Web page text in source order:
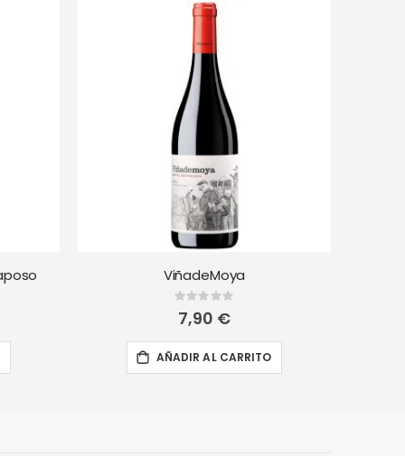
ViñadeMoya
Rating:
0%
7,90 €
AÑADIR AL CARRITO